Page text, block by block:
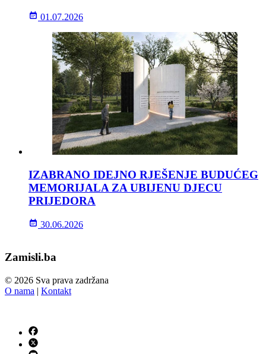
01.07.2026
IZABRANO IDEJNO RJEŠENJE BUDUĆEG
MEMORIJALA ZA UBIJENU DJECU
PRIJEDORA
30.06.2026
Zamisli.ba
© 2026 Sva prava zadržana
O nama | Kontakt